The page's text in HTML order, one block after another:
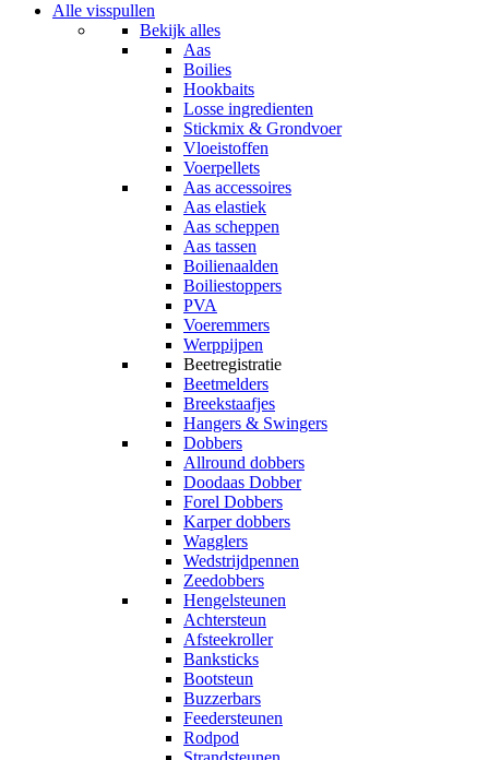
Alle visspullen
Bekijk alles
Aas
Boilies
Hookbaits
Losse ingredienten
Stickmix & Grondvoer
Vloeistoffen
Voerpellets
Aas accessoires
Aas elastiek
Aas scheppen
Aas tassen
Boilienaalden
Boiliestoppers
PVA
Voeremmers
Werppijpen
Beetregistratie
Beetmelders
Breekstaafjes
Hangers & Swingers
Dobbers
Allround dobbers
Doodaas Dobber
Forel Dobbers
Karper dobbers
Wagglers
Wedstrijdpennen
Zeedobbers
Hengelsteunen
Achtersteun
Afsteekroller
Banksticks
Bootsteun
Buzzerbars
Feedersteunen
Rodpod